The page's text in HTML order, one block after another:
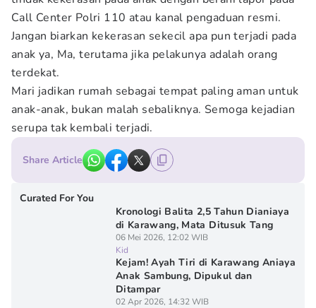
Call Center Polri 110 atau kanal pengaduan resmi.
Jangan biarkan kekerasan sekecil apa pun terjadi pada
anak ya, Ma, terutama jika pelakunya adalah orang
terdekat.
Mari jadikan rumah sebagai tempat paling aman untuk
anak-anak, bukan malah sebaliknya. Semoga kejadian
serupa tak kembali terjadi.
Share Article
Curated For You
Kronologi Balita 2,5 Tahun Dianiaya
di Karawang, Mata Ditusuk Tang
06 Mei 2026, 12:02 WIB
Kid
Kejam! Ayah Tiri di Karawang Aniaya
Anak Sambung, Dipukul dan
Ditampar
02 Apr 2026, 14:32 WIB